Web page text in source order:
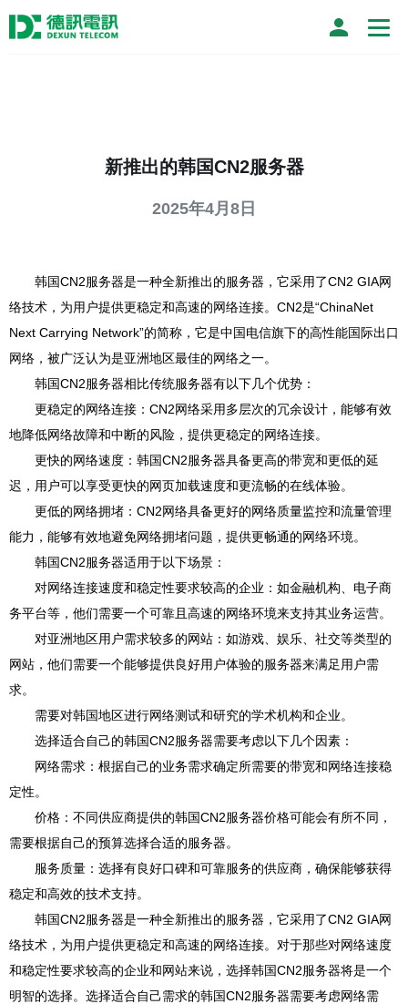
新推出的韩国CN2服务器
2025年4月8日
韩国CN2服务器是一种全新推出的服务器，它采用了CN2 GIA网
络技术，为用户提供更稳定和高速的网络连接。CN2是“ChinaNet
Next Carrying Network”的简称，它是中国电信旗下的高性能国际出口
网络，被广泛认为是亚洲地区最佳的网络之一。
韩国CN2服务器相比传统服务器有以下几个优势：
更稳定的网络连接：CN2网络采用多层次的冗余设计，能够有效
地降低网络故障和中断的风险，提供更稳定的网络连接。
更快的网络速度：韩国CN2服务器具备更高的带宽和更低的延
迟，用户可以享受更快的网页加载速度和更流畅的在线体验。
更低的网络拥堵：CN2网络具备更好的网络质量监控和流量管理
能力，能够有效地避免网络拥堵问题，提供更畅通的网络环境。
韩国CN2服务器适用于以下场景：
对网络连接速度和稳定性要求较高的企业：如金融机构、电子商
务平台等，他们需要一个可靠且高速的网络环境来支持其业务运营。
对亚洲地区用户需求较多的网站：如游戏、娱乐、社交等类型的
网站，他们需要一个能够提供良好用户体验的服务器来满足用户需
求。
需要对韩国地区进行网络测试和研究的学术机构和企业。
选择适合自己的韩国CN2服务器需要考虑以下几个因素：
网络需求：根据自己的业务需求确定所需要的带宽和网络连接稳
定性。
价格：不同供应商提供的韩国CN2服务器价格可能会有所不同，
需要根据自己的预算选择合适的服务器。
服务质量：选择有良好口碑和可靠服务的供应商，确保能够获得
稳定和高效的技术支持。
韩国CN2服务器是一种全新推出的服务器，它采用了CN2 GIA网
络技术，为用户提供更稳定和高速的网络连接。对于那些对网络速度
和稳定性要求较高的企业和网站来说，选择韩国CN2服务器将是一个
明智的选择。选择适合自己需求的韩国CN2服务器需要考虑网络需